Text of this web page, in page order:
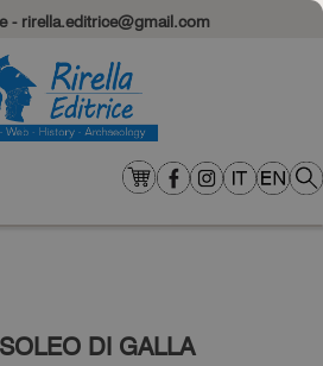
- rirella.editrice@gmail.com
DI GALLA